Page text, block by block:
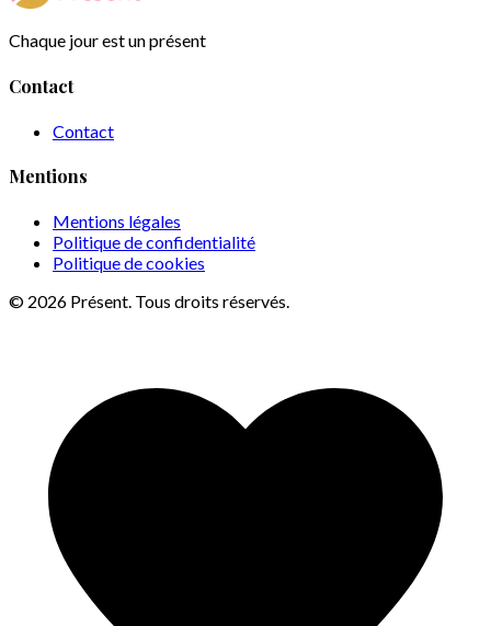
Chaque jour est un présent
Contact
Contact
Mentions
Mentions légales
Politique de confidentialité
Politique de cookies
© 2026 Présent. Tous droits réservés.